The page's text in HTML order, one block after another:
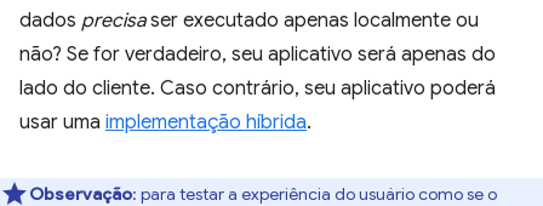
dados precisaser executado apenas localmente ou
não? Se for verdadeiro, seu aplicativo será apenas do
lado do cliente. Caso contrário, seu aplicativo poderá
usar uma implementação híbrida.
Observação: para testar a experiência do usuário como se o